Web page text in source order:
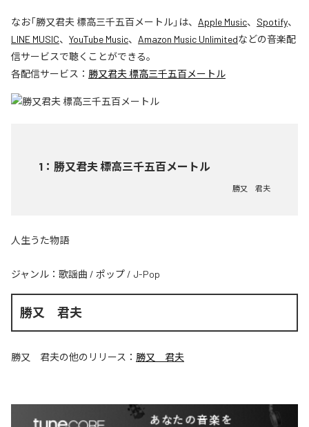
なお「勝又君夫 標高三千五百メートル」は、 Apple Music、 Spotify、
LINE MUSIC、 YouTube Music、 Amazon Music Unlimitedなどの音楽配
信サービスで聴くことができる。
各配信サービス： 勝又君夫 標高三千五百メートル
1 ： 勝又君夫 標高三千五百メートル
勝又 君夫
人生うた物語
ジャンル： 歌謡曲 / ポップ / J-Pop
勝又 君夫
勝又 君夫の他のリリース： 勝又 君夫